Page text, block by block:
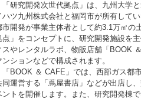
研究開発次世代拠点」は、九州大学
ハツ九州株式会社と福岡市が所有して
市開発が事業主体者として約3.1万㎡の
点」をコンセプトに、研究開発施設を
スやレンタルラボ、物販店舗「BOOK
ンションなどで構成されます。
BOOK ＆ CAFE」では、西部ガス都
同運営する「蔦屋書店」などが出店し
ントを開催します。また、研究開発棟